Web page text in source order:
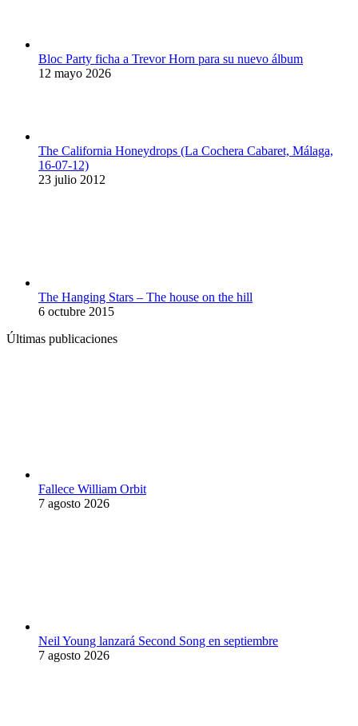
Bloc Party ficha a Trevor Horn para su nuevo álbum
12 mayo 2026
The California Honeydrops (La Cochera Cabaret, Málaga,
16-07-12)
23 julio 2012
The Hanging Stars – The house on the hill
6 octubre 2015
Últimas publicaciones
Fallece William Orbit
7 agosto 2026
Neil Young lanzará Second Song en septiembre
7 agosto 2026